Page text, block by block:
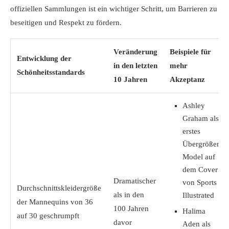
offiziellen Sammlungen ist ein wichtiger Schritt, um Barrieren zu
beseitigen und Respekt zu fördern.
Entwicklung der
Schönheitsstandards
Veränderung
in den letzten
10 Jahren
Beispiele für
mehr
Akzeptanz
Durchschnittskleidergröße
der Mannequins von 36
auf 30 geschrumpft
Dramatischer
als in den
100 Jahren
davor
Ashley
Graham als
erstes
Übergrößen-
Model auf
dem Cover
von Sports
Illustrated
Halima
Aden als